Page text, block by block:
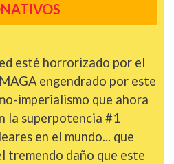
esté horrorizado por el
engendrado por este
imperialismo que ahora
la superpotencia #1
en el mundo... que
tremendo daño que este